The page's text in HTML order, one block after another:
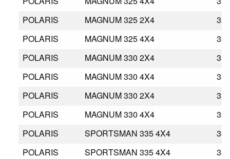
POLARIS
MAGNUM 325 2X4
325
POLARIS
MAGNUM 325 4X4
325
POLARIS
MAGNUM 330 2X4
330
POLARIS
MAGNUM 330 4X4
330
POLARIS
MAGNUM 330 2X4
330
POLARIS
MAGNUM 330 4X4
330
POLARIS
SPORTSMAN 335 4X4
335
POLARIS
SPORTSMAN 335 4X4
335